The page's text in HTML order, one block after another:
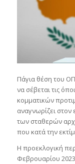
Πάγια θέση του
να σέβεται τις
κομματικών
αναγνωρίζει στον
των σταθερών
που κατά την
Η προεκλογική
Φεβρουαρίου 2023